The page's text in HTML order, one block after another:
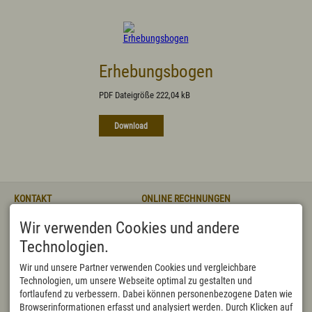
Erhebungsbogen
PDF Dateigröße 222,04 kB
Download
KONTAKT
Rathausstraße 3
87497 Wertach
DEUTSCHLAND
+49 8365 702 10
Fax +49 8365 702 122
rathaus@wertach.de
ONLINE RECHNUNGEN
rechnung@wertach.de
https://formularserver-
bp.bayern.de/sichererKontakt?
caller=89885343764
BEHÖRDENNUMMER 115
ÖFFNUNGSZEITEN
Wir verwenden Cookies und andere
Technologien.
Wir und unsere Partner verwenden Cookies und vergleichbare
Technologien, um unsere Webseite optimal zu gestalten und
fortlaufend zu verbessern. Dabei können personenbezogene Daten wie
Browserinformationen erfasst und analysiert werden. Durch Klicken auf